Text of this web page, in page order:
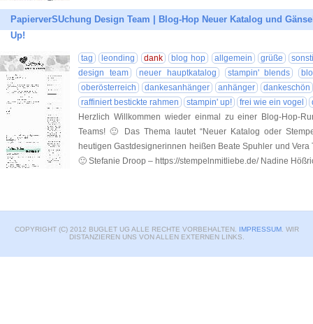
PapierverSUchung Design Team | Blog-Hop Neuer Katalog und
Up!
tag leonding dank blog hop allgemein grüße
design team
neuer hauptkatalog stampin' blends
oberösterreich
dankesanhänger anhänger
dankeschön
raffiniert bestickte rahmen
stampin' up! frei wie ein vogel
Herzlich Willkommen wieder einmal zu einer Blog-Hop-
Teams! 🙂 Das Thema lautet “Neuer Katalog oder
heutigen Gastdesignerinnen heißen Beate Spuhler und
🙂 Stefanie Droop – https://stempelnmitliebe.de/ Nadine
COPYRIGHT (C) 2012 BUGLET UG ALLE RECHTE VORBEHALTEN. IMPRESSUM. WIR
DISTANZIEREN UNS VON ALLEN EXTERNEN LINKS.